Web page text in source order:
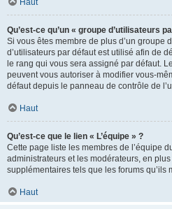
Haut
Qu’est-ce qu’un « groupe d’utilisateurs
Si vous êtes membre de plus d’un groupe
d’utilisateurs par défaut est utilisé afin de
le rang qui vous sera assigné par défaut.
peuvent vous autoriser à modifier vous-
défaut depuis le panneau de contrôle de
Haut
Qu’est-ce que le lien « L’équipe » ?
Cette page liste les membres de l’équipe
administrateurs et les modérateurs, en
supplémentaires tels que les forums qu’ils
Haut